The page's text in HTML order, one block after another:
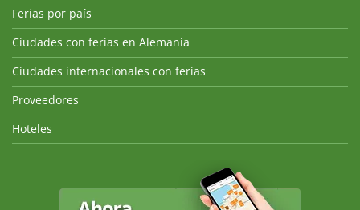
Ferias por país
Ciudades con ferias en Alemania
Ciudades internacionales con ferias
Proveedores
Hoteles